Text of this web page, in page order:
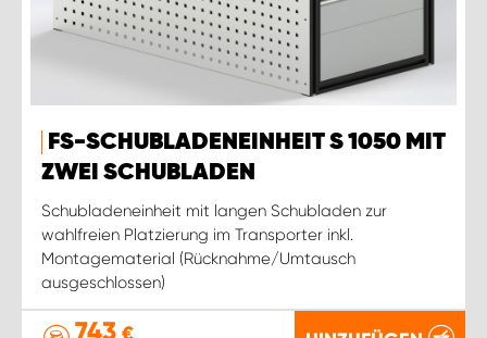
FS-SCHUBLADENEINHEIT S 1050 MIT
ZWEI SCHUBLADEN
Schubladeneinheit mit langen Schubladen zur
wahlfreien Platzierung im Transporter inkl.
Montagematerial (Rücknahme/Umtausch
ausgeschlossen)
743